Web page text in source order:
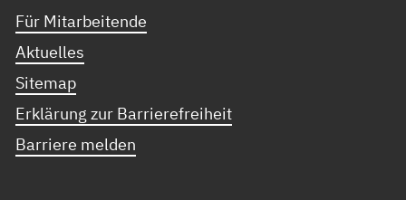
Für Mitarbeitende
Aktuelles
Sitemap
Erklärung zur Barrierefreiheit
Barriere melden